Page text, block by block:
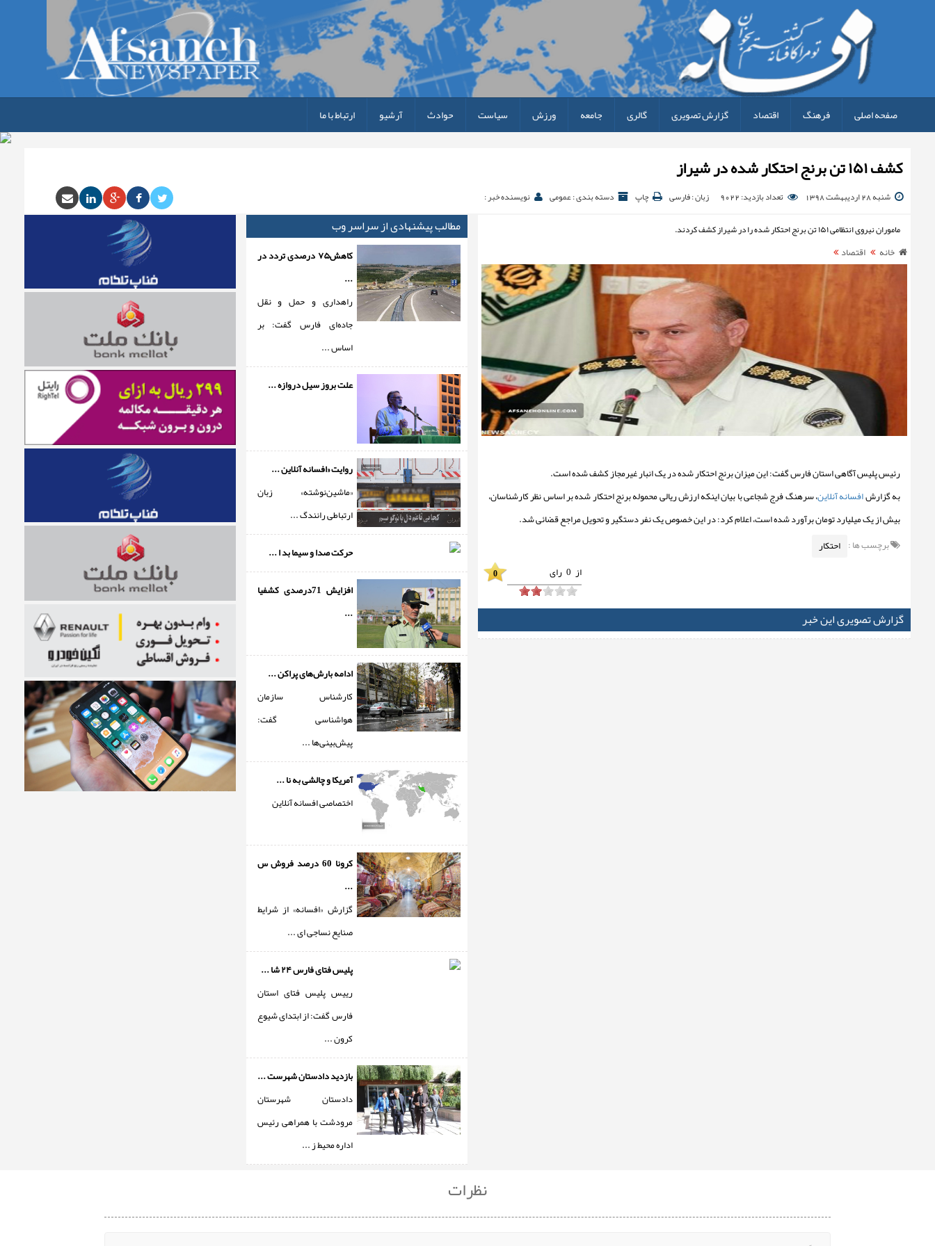
صفحه اصلی فرهنگ اقتصاد گزارش تصویری گالری جامعه ورزش سیاست حوادث آرشیو ارتباط با ما
کشف ۱۵۱ تن برنج احتکار شده در شیراز
شنبه 28 اردیبهشت 1398 تعداد بازدید: 9022 زبان : فارسی چاپ دسته بندی : عمومی
نویسنده خبر :
ماموران نیروی انتظامی ۱۵۱ تن برنج احتکار شده را در شیراز کشف کردند.
خانه اقتصاد
رئیس پلیس آگاهی استان فارس گفت: این میزان برنج احتکار شده در یک انبار غیرمجاز کشف شده است.
به گزارشافسانه آنلاین، سرهنگ فرج شجاعی با بیان اینکه ارزش ریالی محموله برنج احتکار شده بر اساس نظر کارشناسان،
بیش از یک میلیارد تومان برآورد شده است، اعلام کرد: در این خصوص یک نفر دستگیر و تحویل مراجع قضائی شد.
برچسب ها : احتکار
از 0 رای 0
گزارش تصویری این خبر
مطالب پیشنهادی از سراسر وب
کاهش۷۵ درصدی تردد در
...
راهداری و حمل و نقل
جاده‌ای فارس گفت: بر
اساس ...
علت بروز سیل دروازه ...
روایت «افسانه آنلاین ...
«ماشین‌نوشته» زبان
ارتباطی رانندگ ...
حرکت صدا و سیما بد ا ...
افزایش 71درصدی کشفیا
...
ادامه بارش‌های پراکن ...
کارشناس سازمان
هواشناسی گفت:
پیش‌بینی‌ها ...
آمریکا و چالشی به نا ...
اختصاصی افسانه آنلاین
کرونا 60 درصد فروش س
...
گزارش «افسانه» از شرایط
صنایع نساجی ای ...
پلیس فتای فارس ۲۴ شا ...
رییس پلیس فتای استان
فارس گفت: از ابتدای شیوع
کرون ...
بازدید دادستان شهرست ...
دادستان شهرستان
مرودشت با همراهی رئیس
اداره محیط ز ...
نظرات